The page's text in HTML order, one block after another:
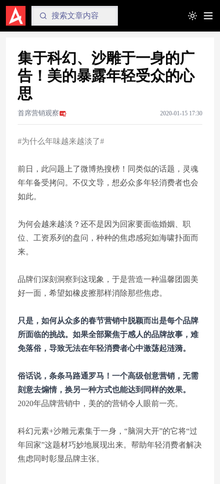
Toggle
集于科幻、沙雕于一身的广
告！美的暴露年轻受众的心
思
首席营销观察 2020-01-15 17:30
#为什么年味越来越淡了#
前日，此问题上了微博热搜榜！同类似的话题，灵魂
年年备受拷问。不仅文导，想必众多年轻消费者也会
如此。
为何会越来越淡？还不是因为回家要面临婚姻、职
位、工资系列的盘问，种种的焦虑感宛如海啸扑面而
来。
品牌们深刻洞察到这现象，于是营造一种温馨团圆美
好一面，希望如橡皮擦那样消除那些焦虑。
只是，如何从众多的春节营销中脱颖而出是每个品牌
所面临的挑战。如果全部聚焦于感人的品牌故事，难
免落俗，导致无法在年轻消费者心中激荡起涟漪。
俗话说，条条马路通罗马！一个高级创意营销，无需
刻意去煽情，换另一种方式也能达到同样的效果。
2020年品牌营销中，美的的营销令人眼前一亮。
科幻元素+沙雕元素集于一身，“脑洞大开”的它将“过
年回家”这题材巧妙地展现出来。帮助年轻消费者解决
焦虑同时彰显品牌主张。